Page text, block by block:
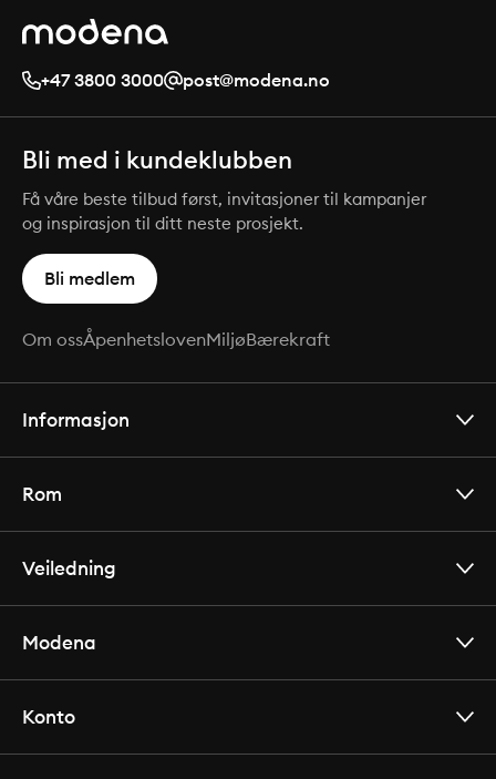
+47 3800 3000 post@modena.no
Bli med i kundeklubben
Få våre beste tilbud først, invitasjoner til kampanjer
og inspirasjon til ditt neste prosjekt.
Bli medlem
Om ossÅpenhetslovenMiljøBærekraft
Informasjon
Rom
Veiledning
Modena
Konto